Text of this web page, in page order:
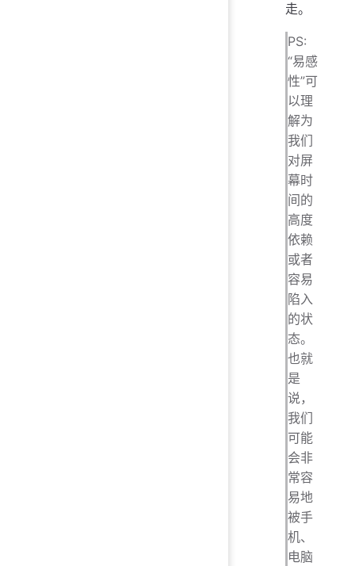
走。
PS:
“易感
性”可
以理
解为
我们
对屏
幕时
间的
高度
依赖
或者
容易
陷入
的状
态。
也就
是
说，
我们
可能
会非
常容
易地
被手
机、
电脑